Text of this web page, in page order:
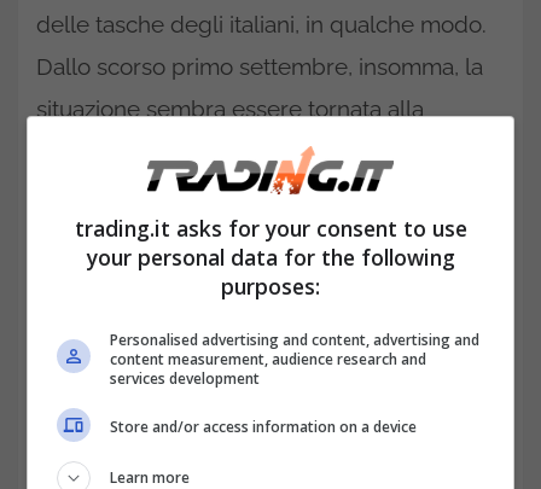
delle tasche degli italiani, in qualche modo.
Dallo scorso primo settembre, insomma, la
situazione sembra essere tornata alla
, stando alle logiche del Fisco
numero uno dell’Agenzia delle
trading.it asks for your consent to use
your personal data for the following
purposes:
Personalised advertising and content, advertising and
content measurement, audience research and
services development
Store and/or access information on a device
Learn more